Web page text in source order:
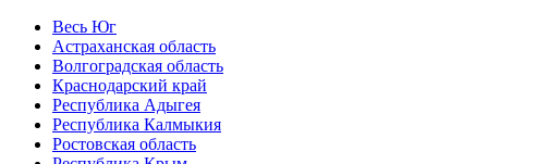
Весь Юг
Астраханская область
Волгоградская область
Краснодарский край
Республика Адыгея
Республика Калмыкия
Ростовская область